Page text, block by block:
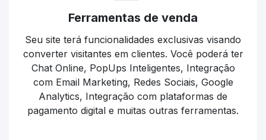
Ferramentas de venda
Seu site terá funcionalidades exclusivas visando
converter visitantes em clientes. Você poderá ter
Chat Online, PopUps Inteligentes, Integração
com Email Marketing, Redes Sociais, Google
Analytics, Integração com plataformas de
pagamento digital e muitas outras ferramentas.